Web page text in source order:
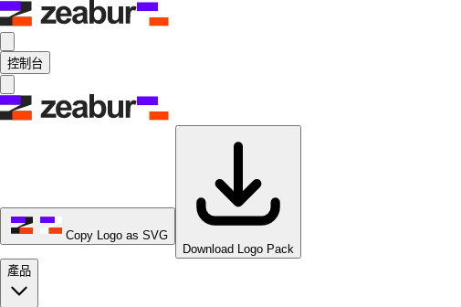
控制台
Copy Logo as SVG
Download Logo Pack
產品